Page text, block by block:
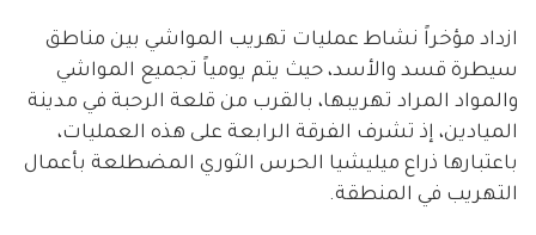
ازداد مؤخراً نشاط عمليات تهريب المواشي بين مناطق
سيطرة قسد والأسد، حيث يتم يومياً تجميع المواشي
والمواد المراد تهريبها، بالقرب من قلعة الرحبة في مدينة
الميادين، إذ تشرف الفرقة الرابعة على هذه العمليات،
باعتبارها ذراع ميليشيا الحرس الثوري المضطلعة بأعمال
التهريب في المنطقة.